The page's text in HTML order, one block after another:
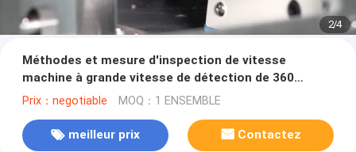
2/4
Méthodes et mesure d'inspection de vitesse
machine à grande vitesse de détection de 360
degrés
Prix：negotiable MOQ：1 ENSEMBLE
meilleur prix Contactez